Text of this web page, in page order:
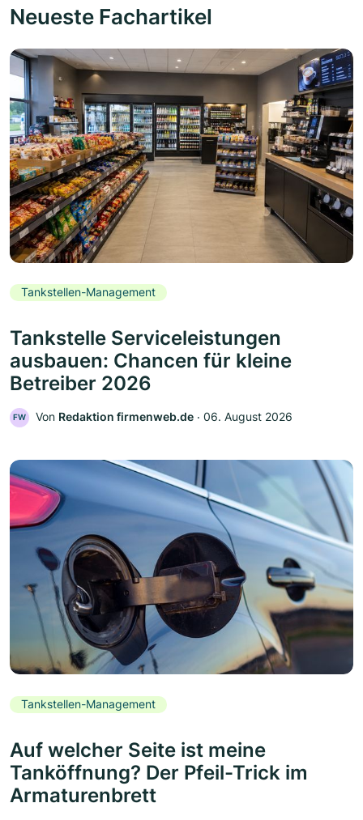
Neueste Fachartikel
Tankstellen-Management
Tankstelle Serviceleistungen
ausbauen: Chancen für kleine
Betreiber 2026
FW Von Redaktion firmenweb.de ‧ 06. August 2026
Tankstellen-Management
Auf welcher Seite ist meine
Tanköffnung? Der Pfeil-Trick im
Armaturenbrett